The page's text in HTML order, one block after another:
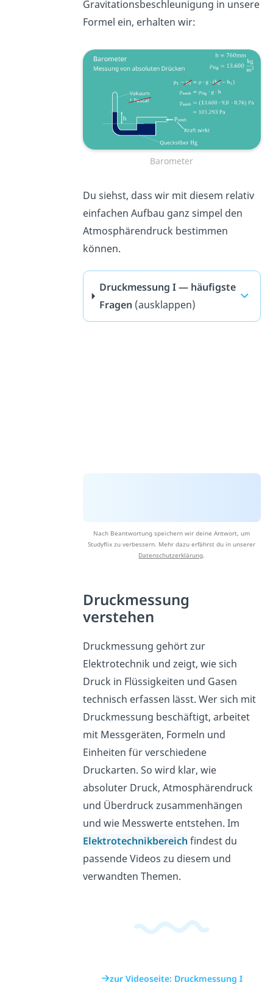
Gravitationsbeschleunigung in unsere
Formel ein, erhalten wir:
Barometer
Du siehst, dass wir mit diesem relativ
einfachen Aufbau ganz simpel den
Atmosphärendruck bestimmen
können.
Druckmessung I — häufigste
Fragen (ausklappen)
Nach Beantwortung speichern wir deine Antwort, um
Studyflix zu verbessern. Mehr dazu erfährst du in unserer
Datenschutzerklärung.
Druckmessung
verstehen
Druckmessung gehört zur
Elektrotechnik und zeigt, wie sich
Druck in Flüssigkeiten und Gasen
technisch erfassen lässt. Wer sich mit
Druckmessung beschäftigt, arbeitet
mit Messgeräten, Formeln und
Einheiten für verschiedene
Druckarten. So wird klar, wie
absoluter Druck, Atmosphärendruck
und Überdruck zusammenhängen
und wie Messwerte entstehen. Im
Elektrotechnikbereich findest du
passende Videos zu diesem und
verwandten Themen.
zur Videoseite: Druckmessung I